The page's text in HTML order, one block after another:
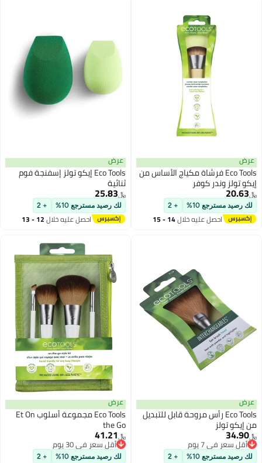
عرض
Eco Tools فرشاة مكياج الأساس من
إيكو تولز وندر كوفر
﷼‏20.63
لك رصيد مسترجع 10% + 2
احصل عليه خلال 14 - 15
عرض
Eco Tools إيكو تولز إسفنجة فوم
ثنائية
﷼‏25.83
لك رصيد مسترجع 10% + 2
احصل عليه خلال 12 - 13
عرض
Eco Tools رأس مروحة قابل للتبديل
من إيكو تولز
﷼‏34.90
أقل سعر في 7 يوم
أقل سعر في 7 يوم
لك رصيد مسترجع 10% + 2
عرض
Eco Tools مجموعة أسلوب Et On
the Go
﷼‏41.21
أقل سعر في 30 يوم
أقل سعر في 30 يوم
لك رصيد مسترجع 10% + 2